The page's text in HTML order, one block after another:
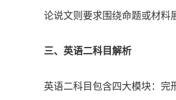
论说文则要求围绕命题或材料
三、英语二科目解析
英语二科目包含四大模块：完